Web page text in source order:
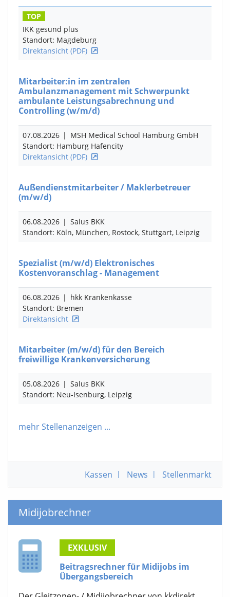
TOP
IKK gesund plus
Standort: Magdeburg
Direktansicht (PDF)
Mitarbeiter:in im zentralen
Ambulanzmanagement mit Schwerpunkt
ambulante Leistungsabrechnung und
Controlling(w/m/d)
07.08.2026 | MSH Medical School Hamburg GmbH
Standort: Hamburg Hafencity
Direktansicht (PDF)
Außendienstmitarbeiter / Maklerbetreuer
(m/w/d)
06.08.2026 | Salus BKK
Standort: Köln, München, Rostock, Stuttgart, Leipzig
Spezialist(m/w/d) Elektronisches
Kostenvoranschlag - Management
06.08.2026 | hkk Krankenkasse
Standort: Bremen
Direktansicht
Mitarbeiter(m/w/d)für den Bereich
freiwillige Krankenversicherung
05.08.2026 | Salus BKK
Standort: Neu-Isenburg, Leipzig
mehr Stellenanzeigen ...
Kassen | News | Stellenmarkt
Midijobrechner
EXKLUSIV
Beitragsrechner für Midijobs im
Übergangsbereich